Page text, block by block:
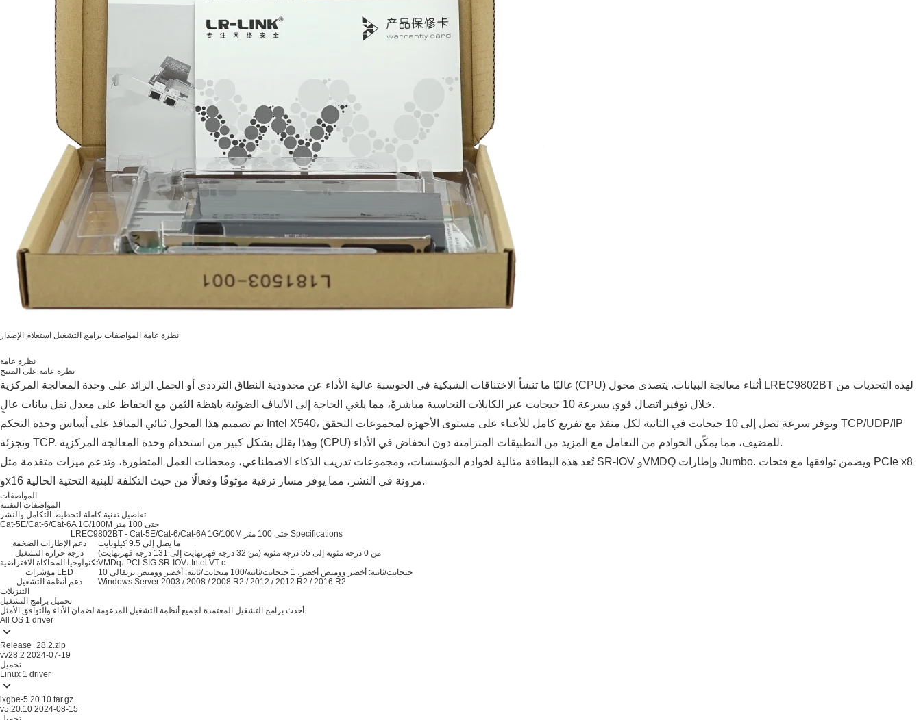
نظرة عامة المواصفات برامج التشغيل استعلام الإصدار
نظرة عامة
نظرة عامة على المنتج
غالبًا ما تنشأ الاختناقات الشبكية في الحوسبة عالية الأداء عن محدودية النطاق الترددي أو الحمل الزائد على وحدة المعالجة المركزية (CPU) أثناء معالجة البيانات. يتصدى محول LREC9802BT لهذه التحديات من
خلال توفير اتصال قوي بسرعة 10 جيجابت عبر الكابلات النحاسية مباشرةً، مما يلغي الحاجة إلى الألياف الضوئية باهظة الثمن مع الحفاظ على معدل نقل بيانات عالٍ.
تم تصميم هذا المحول ثنائي المنافذ على أساس وحدة التحكم Intel X540، ويوفر سرعة تصل إلى 10 جيجابت في الثانية لكل منفذ مع تفريغ كامل للأعباء على مستوى الأجهزة لمجموعات التحقق TCP/UDP/IP
وتجزئة TCP. وهذا يقلل بشكل كبير من استخدام وحدة المعالجة المركزية (CPU) للمضيف، مما يمكّن الخوادم من التعامل مع المزيد من التطبيقات المتزامنة دون انخفاض في الأداء.
تُعد هذه البطاقة مثالية لخوادم المؤسسات، ومجموعات تدريب الذكاء الاصطناعي، ومحطات العمل المتطورة، وتدعم ميزات متقدمة مثل SR-IOV وVMDQ وإطارات Jumbo. ويضمن توافقها مع فتحات PCIe x8
وx16 مرونة في النشر، مما يوفر مسار ترقية موثوقًا وفعالًا من حيث التكلفة للبنية التحتية الحالية.
المواصفات
المواصفات التقنية
تفاصيل تقنية كاملة لتخطيط التكامل والنشر.
Cat-5E/Cat-6/Cat-6A 1G/100M حتى 100 متر
LREC9802BT - Cat-5E/Cat-6/Cat-6A 1G/100M حتى 100 متر Specifications
دعم الإطارات الضخمة
ما يصل إلى 9.5 كيلوبايت
درجة حرارة التشغيل
من 0 درجة مئوية إلى 55 درجة مئوية (من 32 درجة فهرنهايت إلى 131 درجة فهرنهايت)
تكنولوجيا المحاكاة الافتراضيةVMDq، PCI-SIG SR-IOV، Intel VT-c
مؤشرات LED
10 جيجابت/ثانية: أخضر ووميض أخضر، 1 جيجابت/ثانية/100 ميجابت/ثانية: أخضر ووميض برتقالي
دعم أنظمة التشغيل
Windows Server 2003 / 2008 / 2008 R2 / 2012 / 2012 R2 / 2016 R2
التنزيلات
تحميل برامج التشغيل
أحدث برامج التشغيل المعتمدة لجميع أنظمة التشغيل المدعومة لضمان الأداء والتوافق الأمثل.
All OS 1 driver
Release_28.2.zip
vv28.2 2024-07-19
تحميل
Linux 1 driver
ixgbe-5.20.10.tar.gz
v5.20.10 2024-08-15